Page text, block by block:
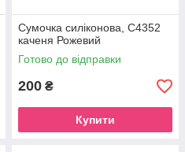
Сумочка силіконова, C4352
каченя Рожевий
Готово до відправки
200 ₴
Купити